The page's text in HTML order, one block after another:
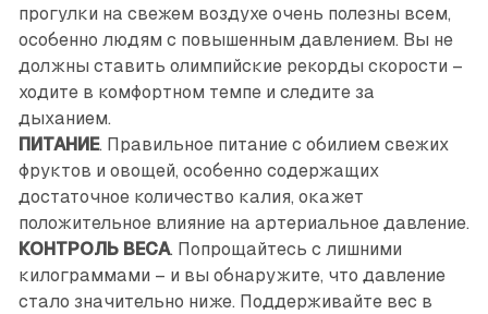
прогулки на свежем воздухе очень полезны всем,
особенно людям с повышенным давлением. Вы не
должны ставить олимпийские рекорды скорости –
ходите в комфортном темпе и следите за
дыханием.
ПИТАНИЕ. Правильное питание с обилием свежих
фруктов и овощей, особенно содержащих
достаточное количество калия, окажет
положительное влияние на артериальное давление.
КОНТРОЛЬ ВЕСА. Попрощайтесь с лишними
килограммами – и вы обнаружите, что давление
стало значительно ниже. Поддерживайте вес в